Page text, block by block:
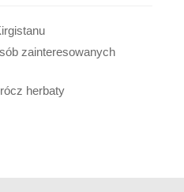
zainteresowanych
herbaty